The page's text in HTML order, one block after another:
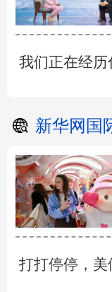
我们正在经历
新华网国
打打停停，美